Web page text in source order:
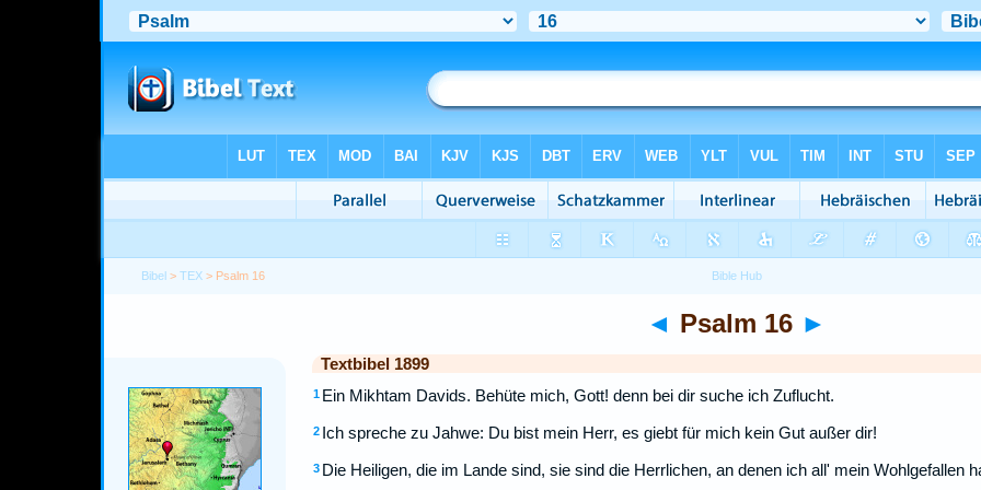
Bibel >TEX > Psalm 16
◄ Psalm 16 ►
Textbibel 1899
1 Ein Mikhtam Davids. Behüte mich, Gott! denn bei dir suche ich Zuflucht.
2 Ich spreche zu Jahwe: Du bist mein Herr, es giebt für mich kein Gut außer dir!
3 Die Heiligen, die im Lande sind, sie sind die Herrlichen, an denen ich all' mein Wohlgefallen